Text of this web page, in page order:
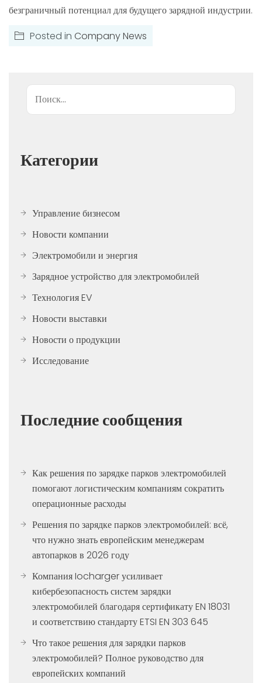
безграничный потенциал для будущего зарядной индустрии.
Posted in Company News
Поиск
Категории
Управление бизнесом
Новости компании
Электромобили и энергия
Зарядное устройство для электромобилей
Технология EV
Новости выставки
Новости о продукции
Исследование
Последние сообщения
Как решения по зарядке парков электромобилей
помогают логистическим компаниям сократить
операционные расходы
Решения по зарядке парков электромобилей: всё,
что нужно знать европейским менеджерам
автопарков в 2026 году
Компания Iocharger усиливает
кибербезопасность систем зарядки
электромобилей благодаря сертификату EN 18031
и соответствию стандарту ETSI EN 303 645
Что такое решения для зарядки парков
электромобилей? Полное руководство для
европейских компаний